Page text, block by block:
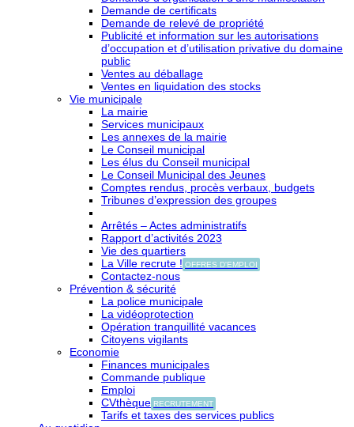
Demande de certificats
Demande de relevé de propriété
Publicité et information sur les autorisations
d’occupation et d’utilisation privative du domaine
public
Ventes au déballage
Ventes en liquidation des stocks
Vie municipale
La mairie
Services municipaux
Les annexes de la mairie
Le Conseil municipal
Les élus du Conseil municipal
Le Conseil Municipal des Jeunes
Comptes rendus, procès verbaux, budgets
Tribunes d’expression des groupes
Arrêtés – Actes administratifs
Rapport d’activités 2023
Vie des quartiers
La Ville recrute ! OFFRES D'EMPLOI
Contactez-nous
Prévention & sécurité
La police municipale
La vidéoprotection
Opération tranquillité vacances
Citoyens vigilants
Economie
Finances municipales
Commande publique
Emploi
CVthèque RECRUTEMENT
Tarifs et taxes des services publics